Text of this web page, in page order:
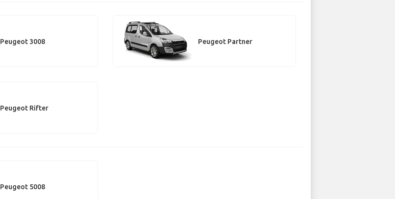
Peugeot 3008 Peugeot Partner
Peugeot Rifter
Peugeot 5008